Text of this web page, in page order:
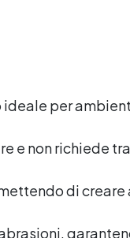
per
e non richiede
di